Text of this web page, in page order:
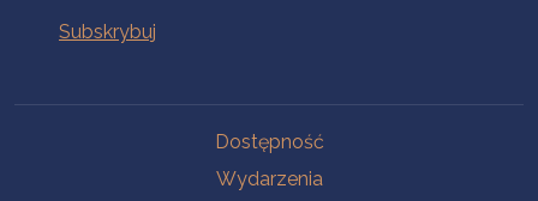
Dostępność
Wydarzenia